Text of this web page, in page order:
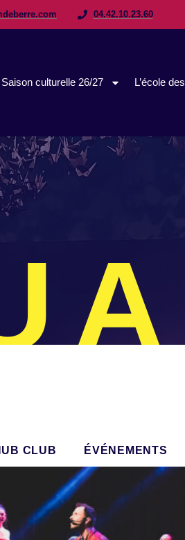
04.42.10.23.60
Saison culturelle 26/27 L’école
CLUB ÉVÉNEMENTS